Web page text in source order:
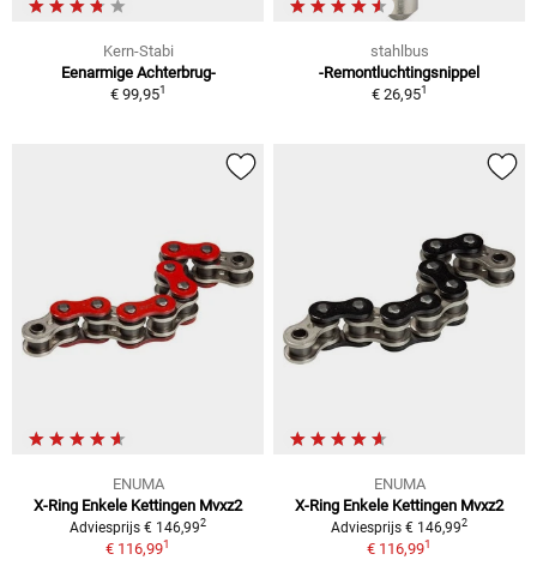
Kern-Stabi
Eenarmige Achterbrug-
€ 99,951
stahlbus
-Remontluchtingsnippel
€ 26,951
ENUMA
X-Ring Enkele Kettingen Mvxz2
Adviesprijs € 146,992
€ 116,991
ENUMA
X-Ring Enkele Kettingen Mvxz2
Adviesprijs € 146,992
€ 116,991